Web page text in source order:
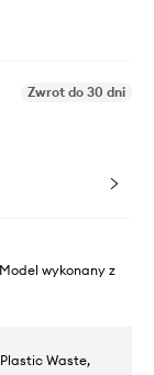
Zwrot do 30 dni
wykonany z
Waste,